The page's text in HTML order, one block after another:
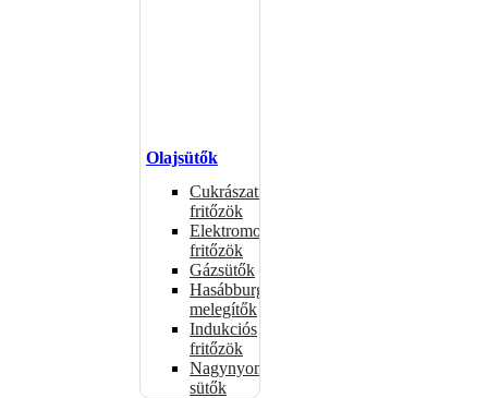
Olajsütők
Cukrászati
fritőzök
Elektromos
fritőzök
Gázsütők
Hasábburgonya
melegítők
Indukciós
fritőzök
Nagynyomású
sütők